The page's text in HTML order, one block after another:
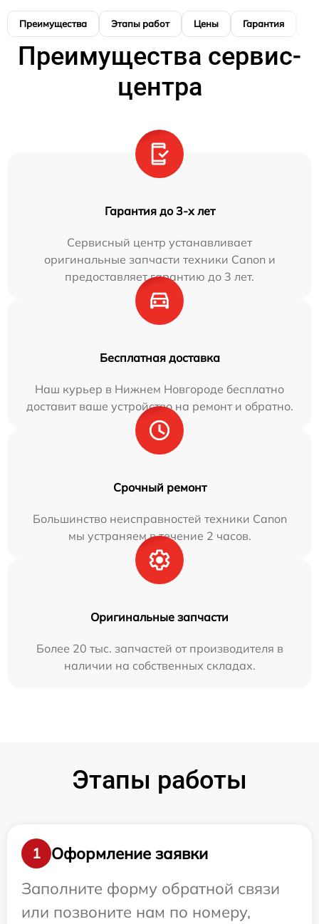
Преимущества Этапы работ Цены Гарантия
Преимущества сервис-
центра
Гарантия до 3-х лет
Сервисный центр устанавливает
оригинальные запчасти техники Canon и
предоставляет гарантию до 3 лет.
Бесплатная доставка
Наш курьер в Нижнем Новгороде бесплатно
доставит ваше устройство на ремонт и обратно.
Срочный ремонт
Большинство неисправностей техники Canon
мы устраняем в течение 2 часов.
Оригинальные запчасти
Более 20 тыс. запчастей от производителя в
наличии на собственных складах.
Этапы работы
1
Оформление заявки
Заполните форму обратной связи
или позвоните нам по номеру,